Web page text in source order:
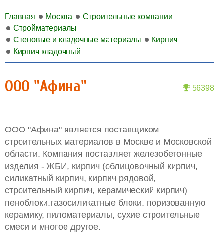
Главная Москва
Строительные компании
Стройматериалы
Стеновые и кладочные материалы
Кирпич
Кирпич кладочный
56398
ООО "Афина"
ООО "Афина" является поставщиком
строительных материалов в Москве и Московской
области. Компания поставляет железобетонные
изделия - ЖБИ, кирпич (облицовочный кирпич,
силикатный кирпич, кирпич рядовой,
строительный кирпич, керамический кирпич)
пеноблоки,газосиликатные блоки, поризованную
керамику, пиломатериалы, сухие строительные
смеси и многое другое.